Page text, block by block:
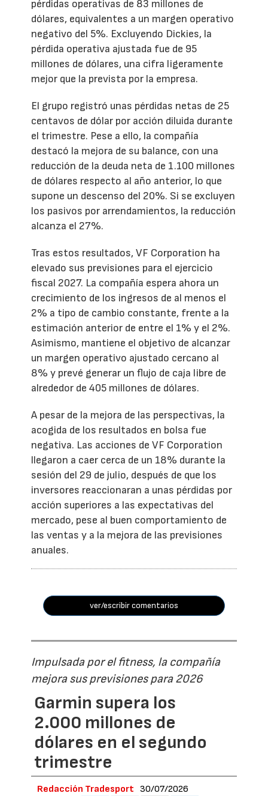
pérdidas operativas de 83 millones de
dólares, equivalentes a un margen operativo
negativo del 5%. Excluyendo Dickies, la
pérdida operativa ajustada fue de 95
millones de dólares, una cifra ligeramente
mejor que la prevista por la empresa.
El grupo registró unas pérdidas netas de 25
centavos de dólar por acción diluida durante
el trimestre. Pese a ello, la compañía
destacó la mejora de su balance, con una
reducción de la deuda neta de 1.100 millones
de dólares respecto al año anterior, lo que
supone un descenso del 20%. Si se excluyen
los pasivos por arrendamientos, la reducción
alcanza el 27%.
Tras estos resultados, VF Corporation ha
elevado sus previsiones para el ejercicio
fiscal 2027. La compañía espera ahora un
crecimiento de los ingresos de al menos el
2% a tipo de cambio constante, frente a la
estimación anterior de entre el 1% y el 2%.
Asimismo, mantiene el objetivo de alcanzar
un margen operativo ajustado cercano al
8% y prevé generar un flujo de caja libre de
alrededor de 405 millones de dólares.
A pesar de la mejora de las perspectivas, la
acogida de los resultados en bolsa fue
negativa. Las acciones de VF Corporation
llegaron a caer cerca de un 18% durante la
sesión del 29 de julio, después de que los
inversores reaccionaran a unas pérdidas por
acción superiores a las expectativas del
mercado, pese al buen comportamiento de
las ventas y a la mejora de las previsiones
anuales.
ver/escribir comentarios
Impulsada por el fitness, la compañía
mejora sus previsiones para 2026
Garmin supera los
2.000 millones de
dólares en el segundo
trimestre
Redacción Tradesport 30/07/2026